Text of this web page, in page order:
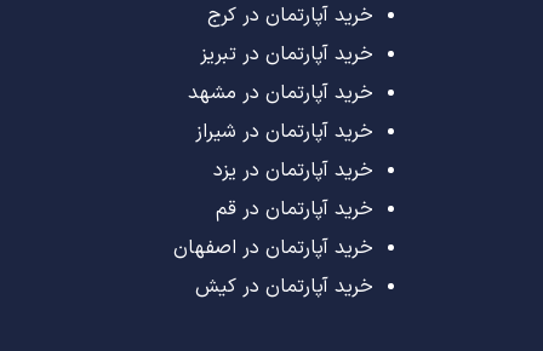
خرید آپارتمان در کرج
خرید آپارتمان در تبریز
خرید آپارتمان در مشهد
خرید آپارتمان در شیراز
خرید آپارتمان در یزد
خرید آپارتمان در قم
خرید آپارتمان در اصفهان
خرید آپارتمان در کیش